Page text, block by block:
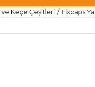
ve Keçe Çeşitleri Fixcaps